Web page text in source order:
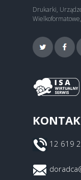
Drukarki,
12 619